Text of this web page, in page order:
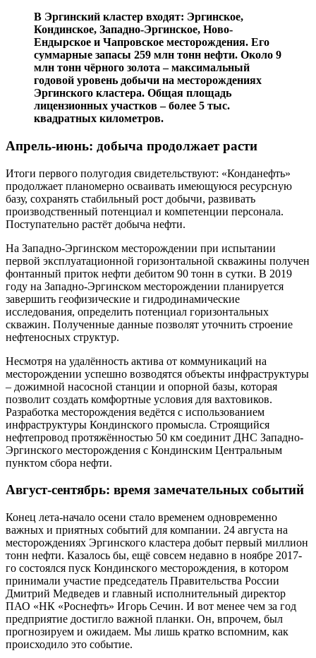
В Эргинский кластер входят: Эргинское,
Кондинское, Западно-Эргинское, Ново-
Ендырское и Чапровское месторождения. Его
суммарные запасы 259 млн тонн нефти. Около 9
млн тонн чёрного золота – максимальный
годовой уровень добычи на месторождениях
Эргинского кластера. Общая площадь
лицензионных участков – более 5 тыс.
квадратных километров.
Апрель-июнь: добыча продолжает расти
Итоги первого полугодия свидетельствуют: «Конданефть»
продолжает планомерно осваивать имеющуюся ресурсную
базу, сохранять стабильный рост добычи, развивать
производственный потенциал и компетенции персонала.
Поступательно растёт добыча нефти.
На Западно-Эргинском месторождении при испытании
первой эксплуатационной горизонтальной скважины получен
фонтанный приток нефти дебитом 90 тонн в сутки. В 2019
году на Западно-Эргинском месторождении планируется
завершить геофизические и гидродинамические
исследования, определить потенциал горизонтальных
скважин. Полученные данные позволят уточнить строение
нефтеносных структур.
Несмотря на удалённость актива от коммуникаций на
месторождении успешно возводятся объекты инфраструктуры
– дожимной насосной станции и опорной базы, которая
позволит создать комфортные условия для вахтовиков.
Разработка месторождения ведётся с использованием
инфраструктуры Кондинского промысла. Строящийся
нефтепровод протяжённостью 50 км соединит ДНС Западно-
Эргинского месторождения с Кондинским Центральным
пунктом сбора нефти.
Август-сентябрь: время замечательных событий
Конец лета-начало осени стало временем одновременно
важных и приятных событий для компании. 24 августа на
месторождениях Эргинского кластера добыт первый миллион
тонн нефти. Казалось бы, ещё совсем недавно в ноябре 2017-
го состоялся пуск Кондинского месторождения, в котором
принимали участие председатель Правительства России
Дмитрий Медведев и главный исполнительный директор
ПАО «НК «Роснефть» Игорь Сечин. И вот менее чем за год
предприятие достигло важной планки. Он, впрочем, был
прогнозируем и ожидаем. Мы лишь кратко вспомним, как
происходило это событие.